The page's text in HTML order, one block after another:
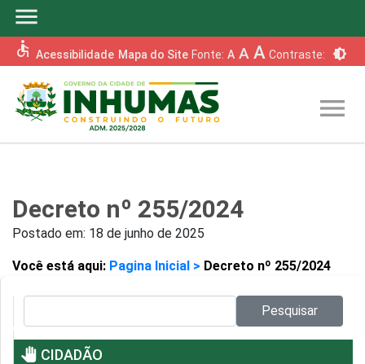
menu
accessible Acessibilidade Mapa do Site Fonte: A A A Contraste: brightness_6
menu
Decreto nº 255/2024
Postado em: 18 de junho de 2025
Você está aqui: Pagina Inicial > Decreto nº 255/2024
Pesquisar
pan_tool CIDADÃO